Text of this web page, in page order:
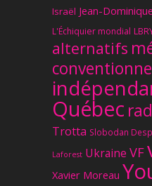
Israël Jean-
L'Échiquier mondial
alternatifs
Québec
Trotta Slobodan
Laforest Ukraine VF
Xavier Moreau